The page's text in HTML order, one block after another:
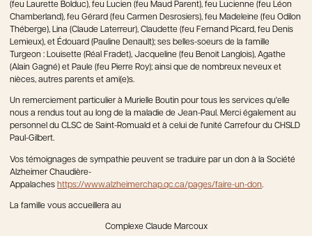
(feu Laurette Bolduc), feu Lucien (feu Maud Parent), feu Lucienne (feu Léon
Chamberland), feu Gérard (feu Carmen Desrosiers), feu Madeleine (feu Odilon
Théberge), Lina (Claude Laterreur), Claudette (feu Fernand Picard, feu Denis
Lemieux), et Édouard (Pauline Denault); ses belles-soeurs de la famille
Turgeon : Louisette (Réal Fradet), Jacqueline (feu Benoit Langlois), Agathe
(Alain Gagné) et Paule (feu Pierre Roy); ainsi que de nombreux neveux et
nièces, autres parents et ami(e)s.
Un remerciement particulier à Murielle Boutin pour tous les services qu'elle
nous a rendus tout au long de la maladie de Jean-Paul. Merci également au
personnel du CLSC de Saint-Romuald et à celui de l'unité Carrefour du CHSLD
Paul-Gilbert.
Vos témoignages de sympathie peuvent se traduire par un don à la Société
Alzheimer Chaudière-
Appalaches https://www.alzheimerchap.qc.ca/pages/faire-un-don.
La famille vous accueillera au
Complexe Claude Marcoux